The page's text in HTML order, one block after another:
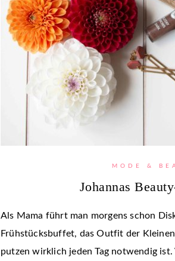
MODE &
Johannas
Als Mama führt man morgens schon
Frühstücksbuffet, das Outfit der
putzen wirklich jeden Tag notwendig